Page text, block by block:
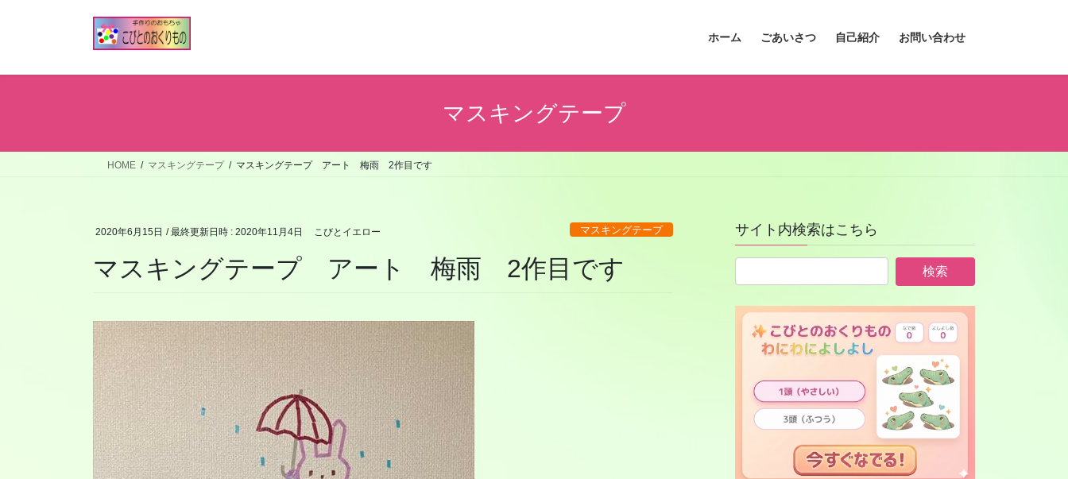
ホーム ごあいさつ 自己紹介 お問い合わせ
マスキングテープ
HOME マスキングテープ マスキングテープ アート 梅雨 2作目です
2020年6月15日 / 最終更新日時 : 2020年11月4日 こびとイエロー マスキングテープ
マスキングテープ アート 梅雨 2作目です
サイト内検索はこちら